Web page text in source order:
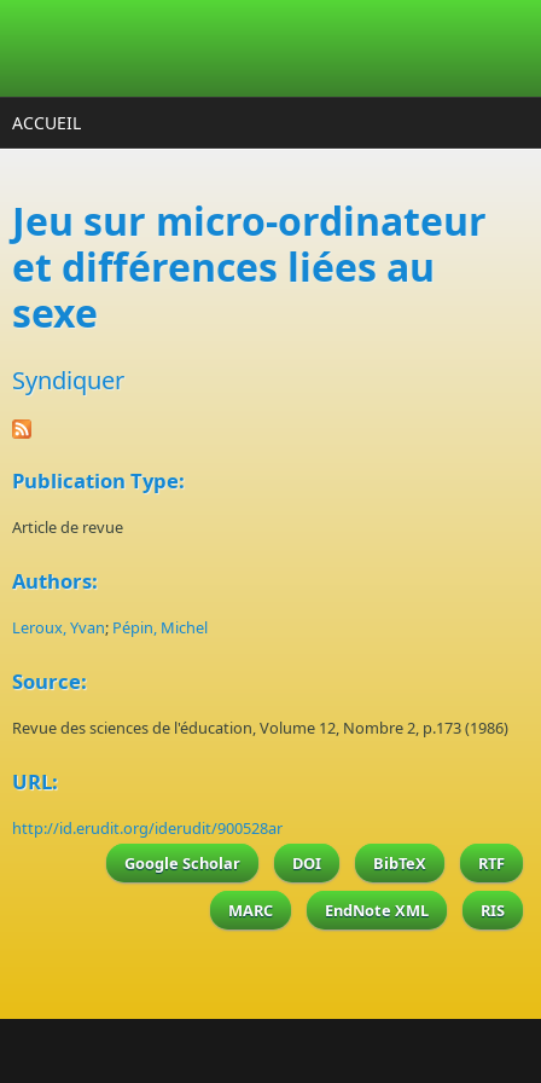
ACCUEIL
Jeu sur micro-ordinateur
et différences liées au
sexe
Syndiquer
Publication Type:
Article de revue
Authors:
Leroux, Yvan; Pépin, Michel
Source:
Revue des sciences de l'éducation, Volume 12, Nombre 2, p.173 (1986)
URL:
http://id.erudit.org/iderudit/900528ar
Google Scholar
DOI BibTeX RTF
MARC EndNote XML RIS